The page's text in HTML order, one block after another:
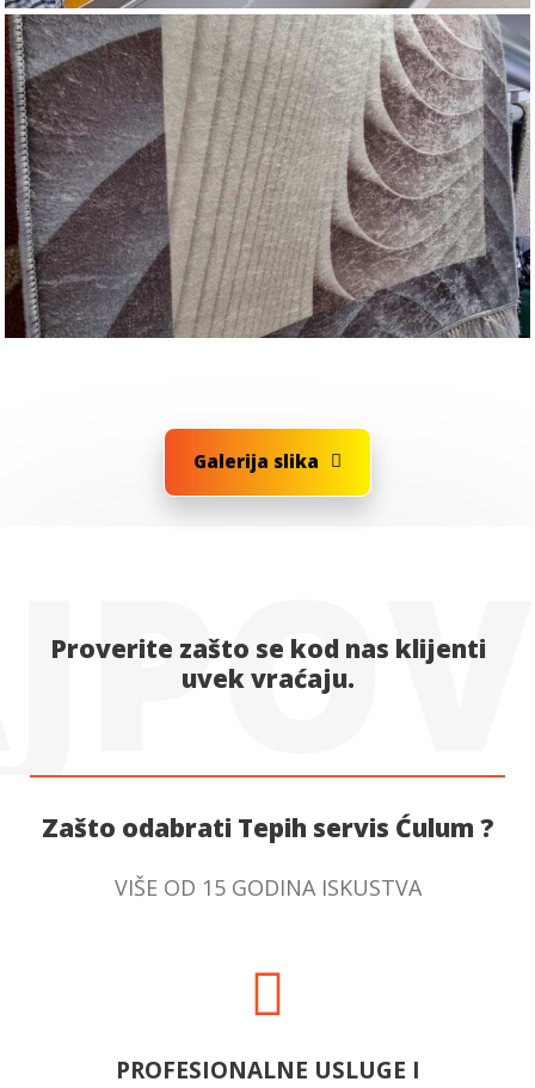
Galerija slika
Proverite zašto se kod nas klijenti
uvek vraćaju.
Zašto odabrati Tepih servis Ćulum ?
VIŠE OD 15 GODINA ISKUSTVA
PROFESIONALNE USLUGE I